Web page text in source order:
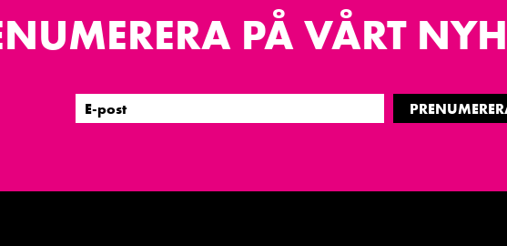
PÅ VÅRT